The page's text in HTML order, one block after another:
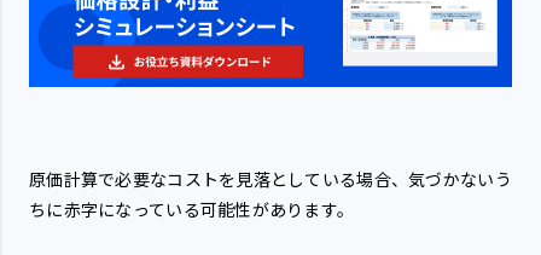
原価計算で必要なコストを見落としている場合、気づかないう
ちに赤字になっている可能性があります。